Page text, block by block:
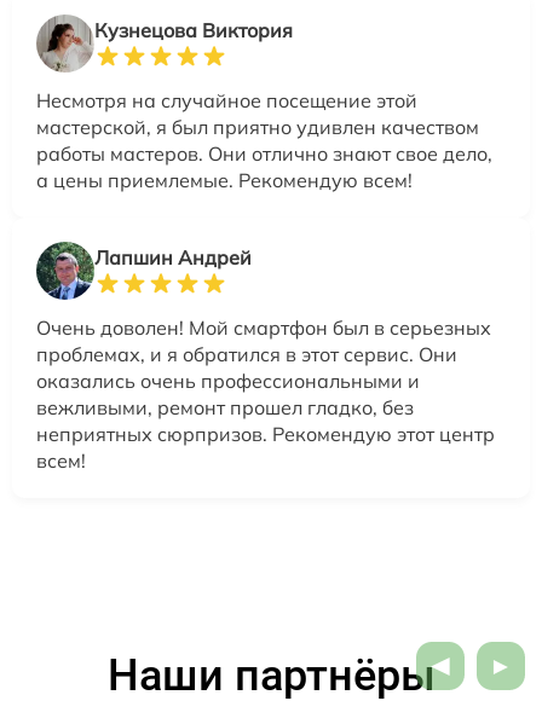
Кузнецова Виктория
Несмотря на случайное посещение этой
мастерской, я был приятно удивлен качеством
работы мастеров. Они отлично знают свое дело,
а цены приемлемые. Рекомендую всем!
Лапшин Андрей
Очень доволен! Мой смартфон был в серьезных
проблемах, и я обратился в этот сервис. Они
оказались очень профессиональными и
вежливыми, ремонт прошел гладко, без
неприятных сюрпризов. Рекомендую этот центр
всем!
Наши партнёры